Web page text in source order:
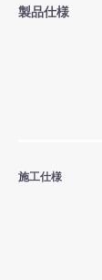
製品仕様
施工仕様